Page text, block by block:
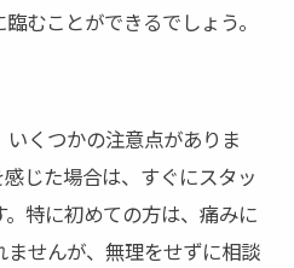
むことができるでしょう。
くつかの注意点がありま
じた場合は、すぐにスタッ
特に初めての方は、痛みに
せんが、無理をせずに相談